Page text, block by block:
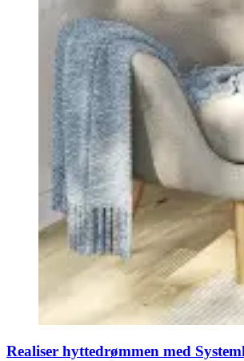
Realiser hyttedrømmen med